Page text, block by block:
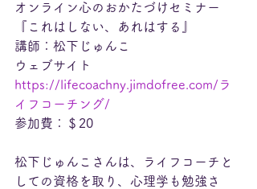
オンライン心のおかたづけセミナー
『これはしない、あれはする』
講師：松下じゅんこ
ウェブサイト
https://lifecoachny.jimdofree.com/ラ
イフコーチング/
参加費：＄20
松下じゅんこさんは、ライフコーチと
しての資格を取り、心理学も勉強さ